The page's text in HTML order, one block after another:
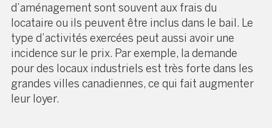
d’aménagement sont souvent aux frais du
locataire ou ils peuvent être inclus dans le bail. Le
type d’activités exercées peut aussi avoir une
incidence sur le prix. Par exemple, la demande
pour des locaux industriels est très forte dans les
grandes villes canadiennes, ce qui fait augmenter
leur loyer.